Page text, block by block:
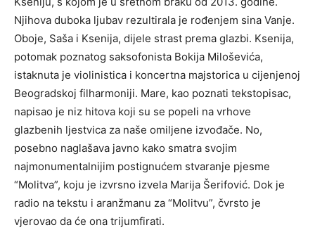
Njihova duboka ljubav rezultirala je rođenjem sina Vanje.
Oboje, Saša i Ksenija, dijele strast prema glazbi. Ksenija,
potomak poznatog saksofonista Bokija Miloševića,
istaknuta je violinistica i koncertna majstorica u cijenjenoj
Beogradskoj filharmoniji. Mare, kao poznati tekstopisac,
napisao je niz hitova koji su se popeli na vrhove
glazbenih ljestvica za naše omiljene izvođače. No,
posebno naglašava javno kako smatra svojim
najmonumentalnijim postignućem stvaranje pjesme
“Molitva”, koju je izvrsno izvela Marija Šerifović. Dok je
radio na tekstu i aranžmanu za “Molitvu”, čvrsto je
vjerovao da će ona trijumfirati.